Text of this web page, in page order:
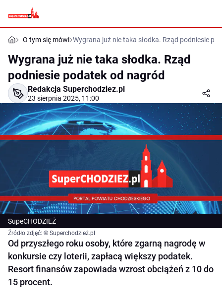
O tym się mówi Wygrana już nie taka słodka. Rząd podniesie
Wygrana już nie taka słodka. Rząd
podniesie podatek od nagród
Redakcja Superchodziez.pl
23 sierpnia 2025, 11:00
SupeCHODZIEŻ
Źródło zdjęć: © Superchodzież.pl
Od przyszłego roku osoby, które zgarną nagrodę w
konkursie czy loterii, zapłacą większy podatek.
Resort finansów zapowiada wzrost obciążeń z 10 do
15 procent.